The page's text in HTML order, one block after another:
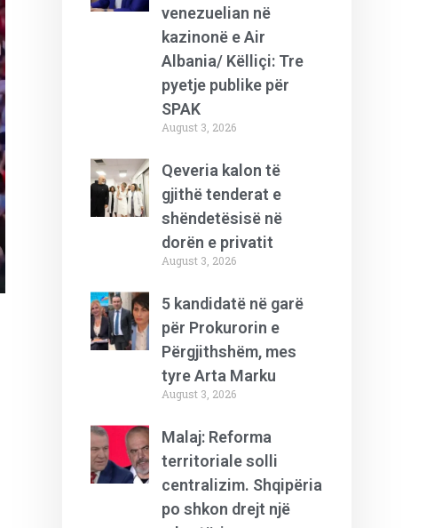
venezuelian në
kazinonë e Air
Albania/ Këlliçi: Tre
pyetje publike për
SPAK
August 3, 2026
Qeveria kalon të
gjithë tenderat e
shëndetësisë në
dorën e privatit
August 3, 2026
5 kandidatë në garë
për Prokurorin e
Përgjithshëm, mes
tyre Arta Marku
August 3, 2026
Malaj: Reforma
territoriale solli
centralizim. Shqipëria
po shkon drejt një